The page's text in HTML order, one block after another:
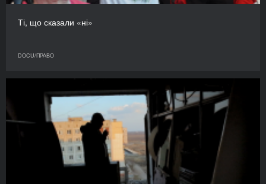
Ті, що сказали «ні»
DOCU/ПРАВО